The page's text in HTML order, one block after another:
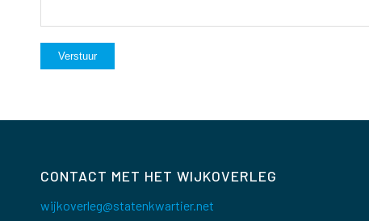
CONTACT MET HET WIJKOVERLEG
wijkoverleg@statenkwartier.net